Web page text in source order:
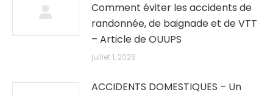
Comment éviter les accidents de
randonnée, de baignade et de VTT
– Article de OUUPS
juillet 1, 2026
ACCIDENTS DOMESTIQUES – Un